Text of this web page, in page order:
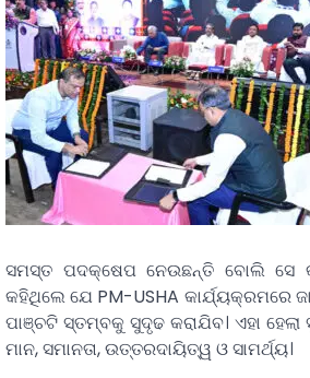
ସମସ୍ତ ପଦକ୍ଷେପ ନେଉଛନ୍ତି ବୋଲି ସେ
କହିଥିଲେ ଯେ PM-USHA କାର୍ଯ୍ୟକ୍ରମରେ
ପାଞ୍ଚଟି ସ୍ତମ୍ବକୁ ସୁଦୃଢ କରାଯିବ। ଏହା
ମାନ, ସମାନତା, ଉତ୍ତରଦାୟିତ୍ୱ ଓ ସାମର୍ଥ୍ୟ।